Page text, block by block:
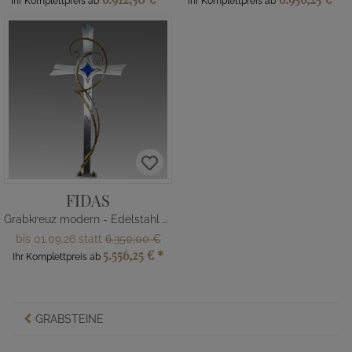
FIDAS
Grabkreuz modern - Edelstahl & Bronze
bis 01.09.26 statt6.350,00 €
Ihr Komplettpreis ab 5.556,25 € *
GRABSTEINE